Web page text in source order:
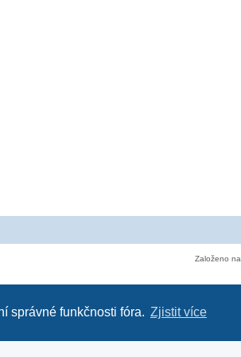
správné funkčnosti fóra. Zjistit více
Založeno na